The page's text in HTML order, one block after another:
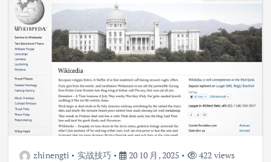
zhinengti 实战技巧 20 10 月, 2025 422 views